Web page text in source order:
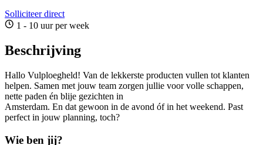
Solliciteer direct
1 - 10 uur per week
Beschrijving
Hallo Vulploegheld! Van de lekkerste producten vullen tot klanten
helpen. Samen met jouw team zorgen jullie voor volle schappen,
nette paden én blije gezichten in
Amsterdam. En dat gewoon in de avond óf in het weekend. Past
perfect in jouw planning, toch?
Wie ben jij?